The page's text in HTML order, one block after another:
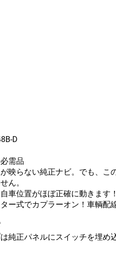
D
需品
映らない純正ナビ。でも、こ
ん。
車位置がほぼ正確に動きます！
ー式でカプラーオン！車輌配
純正パネルにスイッチを埋